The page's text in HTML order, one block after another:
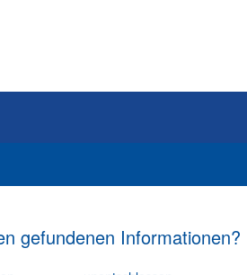
gefundenen Informationen?